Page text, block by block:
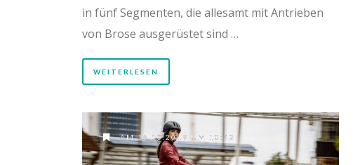
in fünf Segmenten, die allesamt mit Antrieben
von Brose ausgerüstet sind …
WEITERLESEN
AM 16.10.2019 UM 10:42